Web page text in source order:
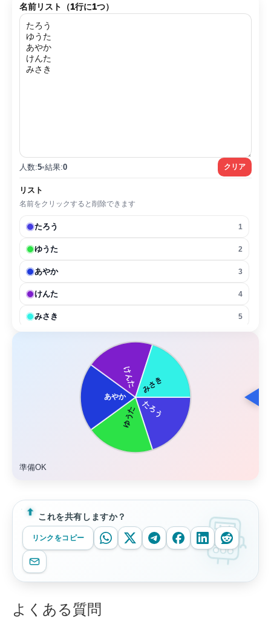
名前リスト（1行に1つ）
人数:5•結果:0 クリア
リスト
名前をクリックすると削除できます
たろう 1
ゆうた 2
あやか 3
けんた 4
みさき 5
準備OK
これを共有しますか？
リンクをコピー
よくある質問